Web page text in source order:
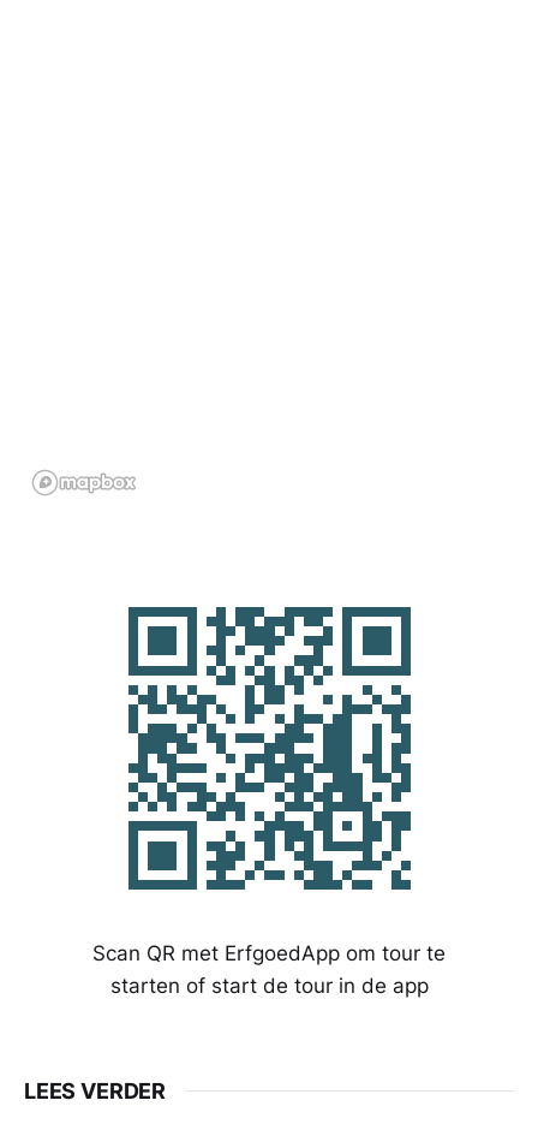
Scan QR met ErfgoedApp om tour te
starten of start de tour in de app
LEES VERDER